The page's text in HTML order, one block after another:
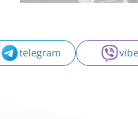
telegram